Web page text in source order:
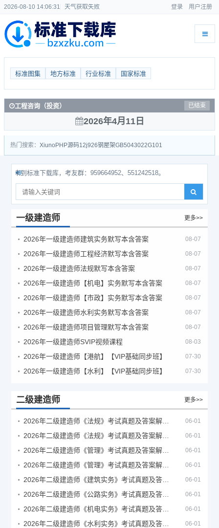
2026-08-10 14:06:31 天气获取失败 登录 用户注册
标准图集 地方标准 行业标准 国家标准
工程咨询（投资） 已结束
2026年4月11日
热门搜索： Xiuno PHP源码12j926钢屋架GB5043022G101
到标准下载库，考友群：959664952、551242518。
一级建造师 更多>>
2026年一级建造师建筑实务默写本含答案 08-07
2026年一级建造师工程经济默写本含答案 08-07
2026年一级建造师法规默写本含答案 08-07
2026年一级建造师【机电】实务默写本含答案 08-07
2026年一级建造师【市政】实务默写本含答案 08-07
2026年一级建造师水利实务默写本含答案 08-07
2026年一级建造师项目管理默写本含答案 08-07
2026年一级建造师SVIP视频课程 08-03
2026年一级建造师【港航】【VIP基础同步班】 07-30
2026年一级建造师【水利】【VIP基础同步班】 07-30
二级建造师 更多>>
06-01
06-01
06-01
06-01
06-01
06-01
06-01
06-01